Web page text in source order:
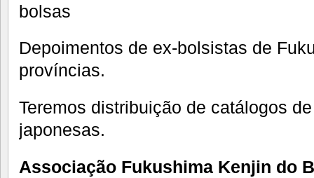
bolsas
Depoimentos de ex-bolsistas de
províncias.
Teremos distribuição de catálogos
japonesas.
Associação Fukushima Kenjin do